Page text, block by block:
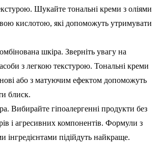
Шукайте тональні креми з оліями
кислотою, які допоможуть утримувати
шкіра. Зверніть увагу на
з легкою текстурою. Тональні креми
або з матуючим ефектом допоможуть
блиск.
Вибирайте гіпоалергенні продукти без
і агресивних компонентів. Формули з
інгредієнтами підійдуть найкраще.